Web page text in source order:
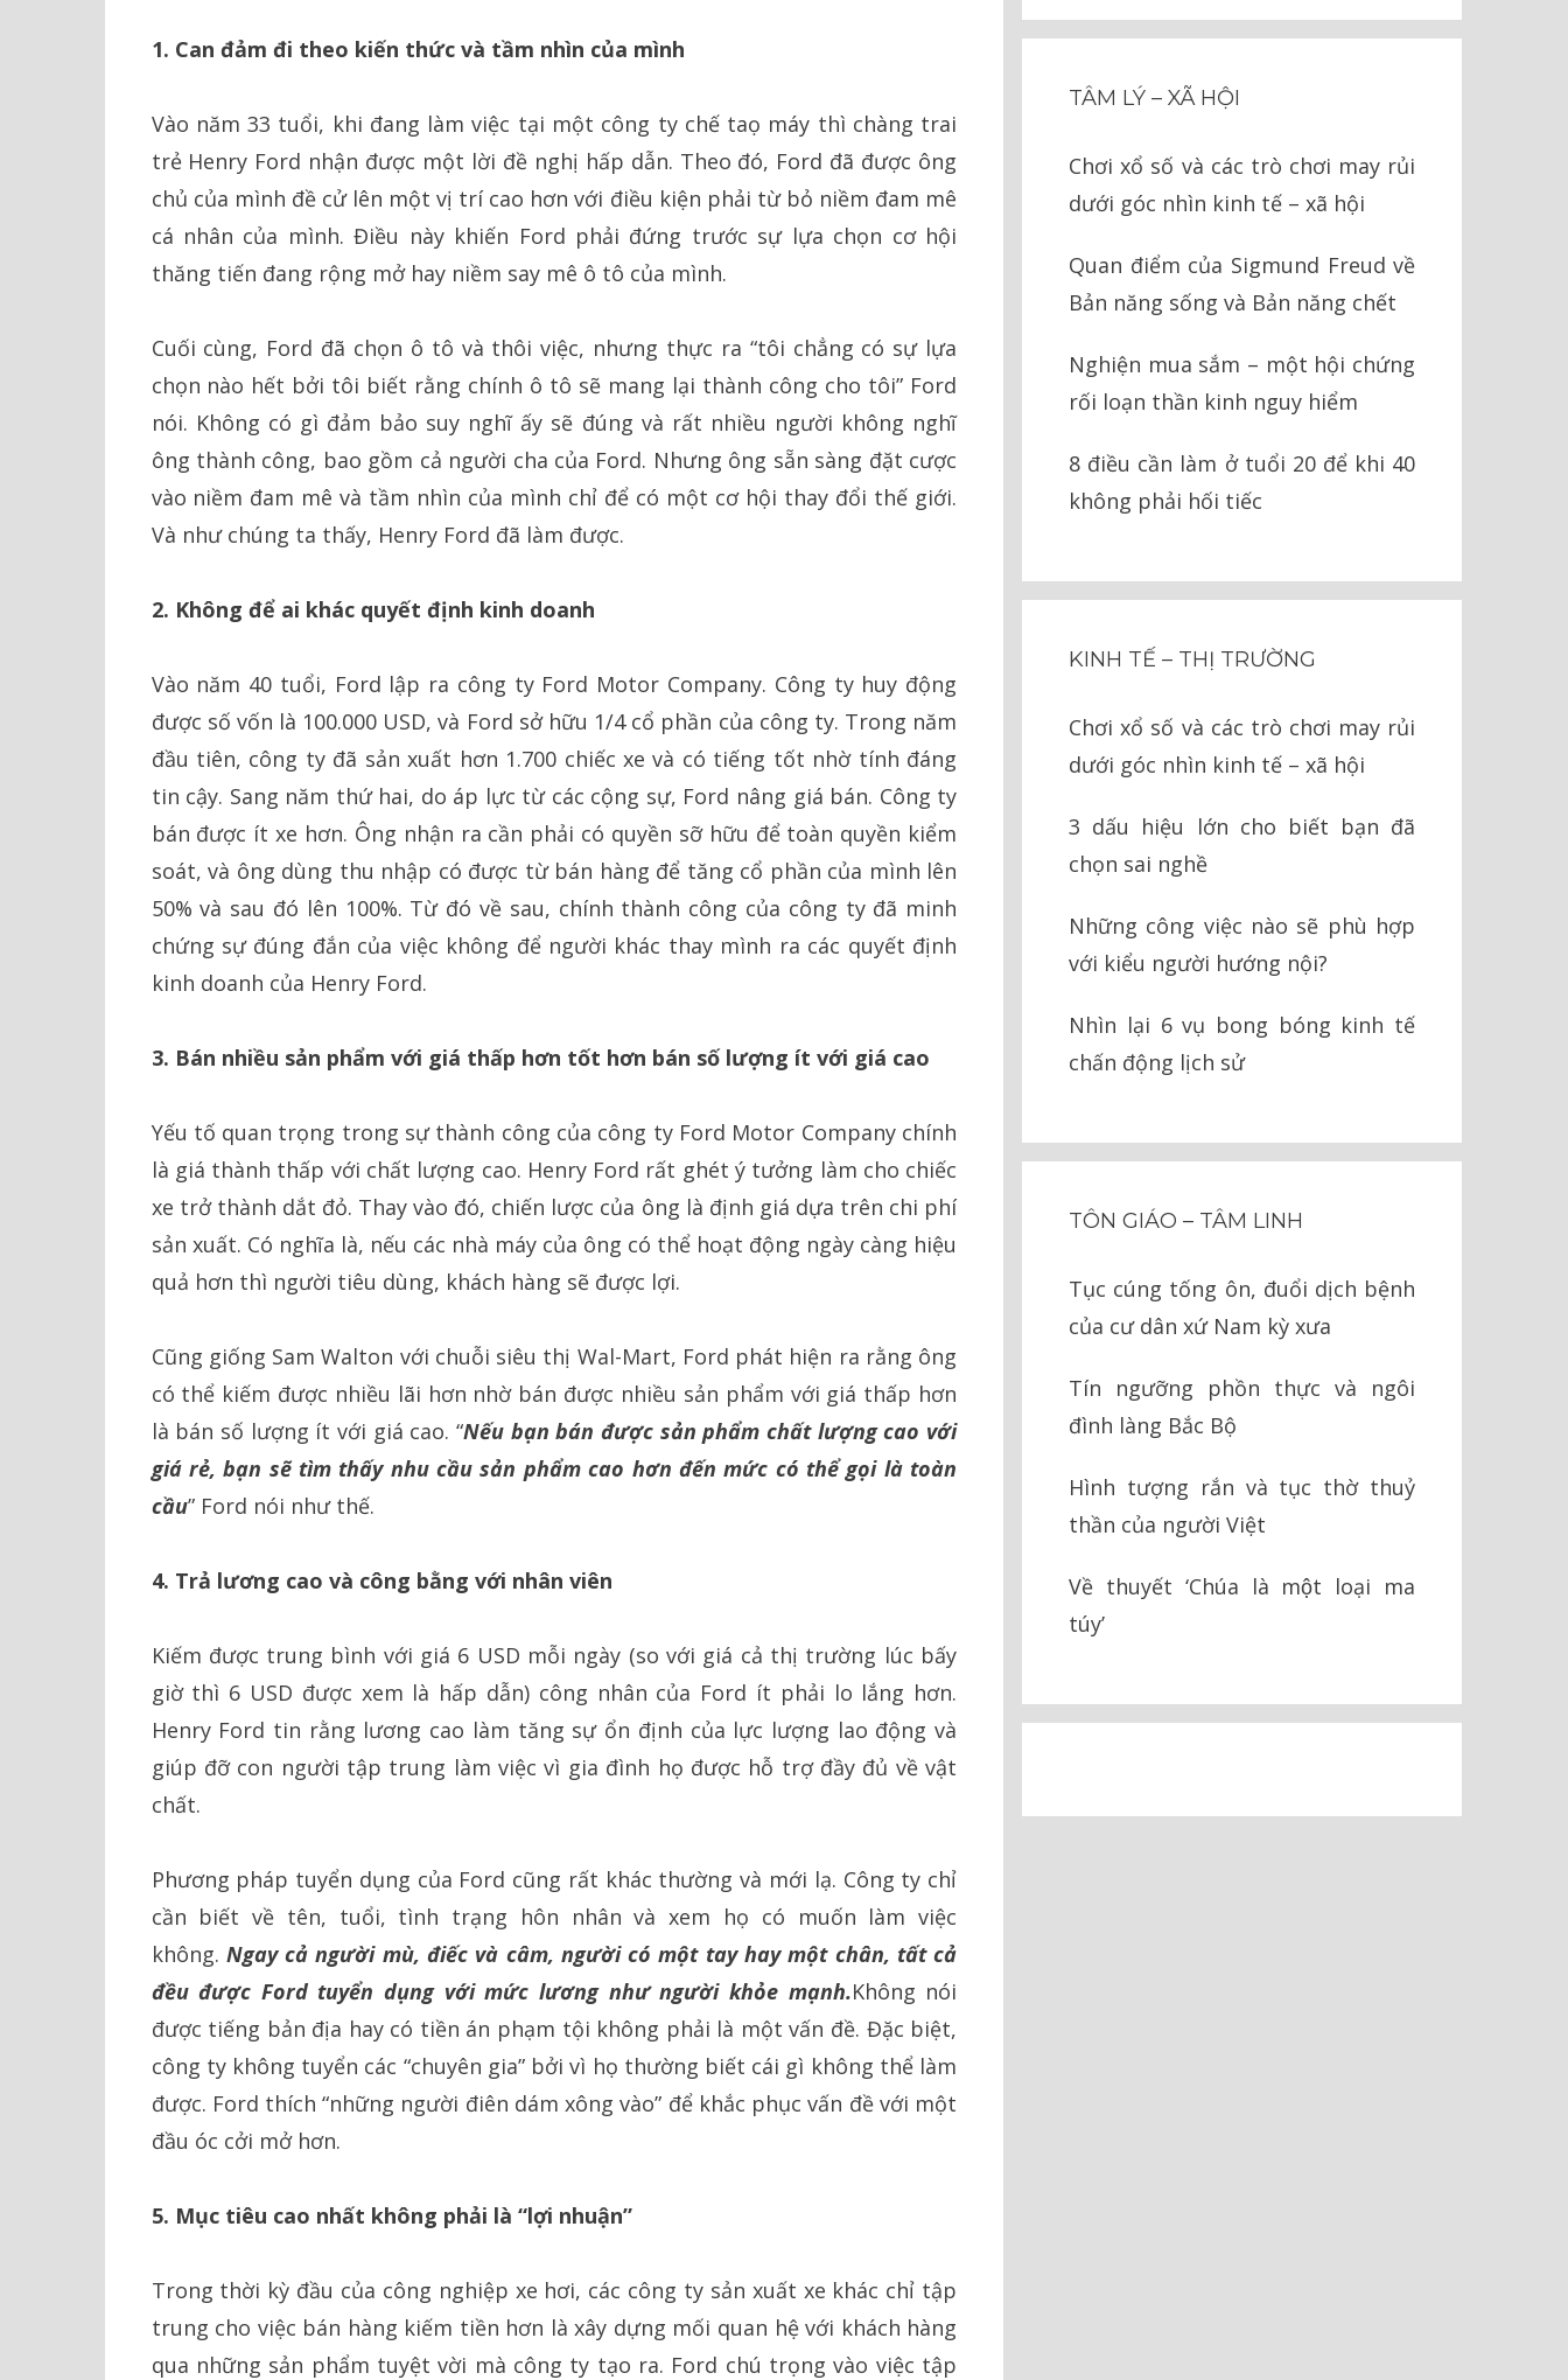
1. Can đảm đi theo kiến thức và tầm nhìn của mình
Vào năm 33 tuổi, khi đang làm việc tại một công ty chế taọ máy thì chàng trai
trẻ Henry Ford nhận được một lời đề nghị hấp dẫn. Theo đó, Ford đã được ông
chủ của mình đề cử lên một vị trí cao hơn với điều kiện phải từ bỏ niềm đam mê
cá nhân của mình. Điều này khiến Ford phải đứng trước sự lựa chọn cơ hội
thăng tiến đang rộng mở hay niềm say mê ô tô của mình.
Cuối cùng, Ford đã chọn ô tô và thôi việc, nhưng thực ra “tôi chẳng có sự lựa
chọn nào hết bởi tôi biết rằng chính ô tô sẽ mang lại thành công cho tôi” Ford
nói. Không có gì đảm bảo suy nghĩ ấy sẽ đúng và rất nhiều người không nghĩ
ông thành công, bao gồm cả người cha của Ford. Nhưng ông sẵn sàng đặt cược
vào niềm đam mê và tầm nhìn của mình chỉ để có một cơ hội thay đổi thế giới.
Và như chúng ta thấy, Henry Ford đã làm được.
2. Không để ai khác quyết định kinh doanh
Vào năm 40 tuổi, Ford lập ra công ty Ford Motor Company. Công ty huy động
được số vốn là 100.000 USD, và Ford sở hữu 1/4 cổ phần của công ty. Trong năm
đầu tiên, công ty đã sản xuất hơn 1.700 chiếc xe và có tiếng tốt nhờ tính đáng
tin cậy. Sang năm thứ hai, do áp lực từ các cộng sự, Ford nâng giá bán. Công ty
bán được ít xe hơn. Ông nhận ra cần phải có quyền sỡ hữu để toàn quyền kiểm
soát, và ông dùng thu nhập có được từ bán hàng để tăng cổ phần của mình lên
50% và sau đó lên 100%. Từ đó về sau, chính thành công của công ty đã minh
chứng sự đúng đắn của việc không để người khác thay mình ra các quyết định
kinh doanh của Henry Ford.
3. Bán nhiều sản phẩm với giá thấp hơn tốt hơn bán số lượng ít với giá cao
Yếu tố quan trọng trong sự thành công của công ty Ford Motor Company chính
là giá thành thấp với chất lượng cao. Henry Ford rất ghét ý tưởng làm cho chiếc
xe trở thành dắt đỏ. Thay vào đó, chiến lược của ông là định giá dựa trên chi phí
sản xuất. Có nghĩa là, nếu các nhà máy của ông có thể hoạt động ngày càng hiệu
quả hơn thì người tiêu dùng, khách hàng sẽ được lợi.
Cũng giống Sam Walton với chuỗi siêu thị Wal-Mart, Ford phát hiện ra rằng ông
có thể kiếm được nhiều lãi hơn nhờ bán được nhiều sản phẩm với giá thấp hơn
là bán số lượng ít với giá cao. “Nếu bạn bán được sản phẩm chất lượng cao với
giá rẻ, bạn sẽ tìm thấy nhu cầu sản phẩm cao hơn đến mức có thể gọi là toàn
cầu” Ford nói như thế.
4. Trả lương cao và công bằng với nhân viên
Kiếm được trung bình với giá 6 USD mỗi ngày (so với giá cả thị trường lúc bấy
giờ thì 6 USD được xem là hấp dẫn) công nhân của Ford ít phải lo lắng hơn.
Henry Ford tin rằng lương cao làm tăng sự ổn định của lực lượng lao động và
giúp đỡ con người tập trung làm việc vì gia đình họ được hỗ trợ đầy đủ về vật
chất.
Phương pháp tuyển dụng của Ford cũng rất khác thường và mới lạ. Công ty chỉ
cần biết về tên, tuổi, tình trạng hôn nhân và xem họ có muốn làm việc
không. Ngay cả người mù, điếc và câm, người có một tay hay một chân, tất cả
đều được Ford tuyển dụng với mức lương như người khỏe mạnh.Không nói
được tiếng bản địa hay có tiền án phạm tội không phải là một vấn đề. Đặc biệt,
công ty không tuyển các “chuyên gia” bởi vì họ thường biết cái gì không thể làm
được. Ford thích “những người điên dám xông vào” để khắc phục vấn đề với một
đầu óc cởi mở hơn.
5. Mục tiêu cao nhất không phải là “lợi nhuận”
Trong thời kỳ đầu của công nghiệp xe hơi, các công ty sản xuất xe khác chỉ tập
trung cho việc bán hàng kiếm tiền hơn là xây dựng mối quan hệ với khách hàng
qua những sản phẩm tuyệt vời mà công ty tạo ra. Ford chú trọng vào việc tập
TÂM LÝ – XÃ HỘI
Chơi xổ số và các trò chơi may rủi
dưới góc nhìn kinh tế – xã hội
Quan điểm của Sigmund Freud về
Bản năng sống và Bản năng chết
Nghiện mua sắm – một hội chứng
rối loạn thần kinh nguy hiểm
8 điều cần làm ở tuổi 20 để khi 40
không phải hối tiếc
KINH TẾ – THỊ TRƯỜNG
Chơi xổ số và các trò chơi may rủi
dưới góc nhìn kinh tế – xã hội
3 dấu hiệu lớn cho biết bạn đã
chọn sai nghề
Những công việc nào sẽ phù hợp
với kiểu người hướng nội?
Nhìn lại 6 vụ bong bóng kinh tế
chấn động lịch sử
TÔN GIÁO – TÂM LINH
Tục cúng tống ôn, đuổi dịch bệnh
của cư dân xứ Nam kỳ xưa
Tín ngưỡng phồn thực và ngôi
đình làng Bắc Bộ
Hình tượng rắn và tục thờ thuỷ
thần của người Việt
Về thuyết ‘Chúa là một loại ma
túy’